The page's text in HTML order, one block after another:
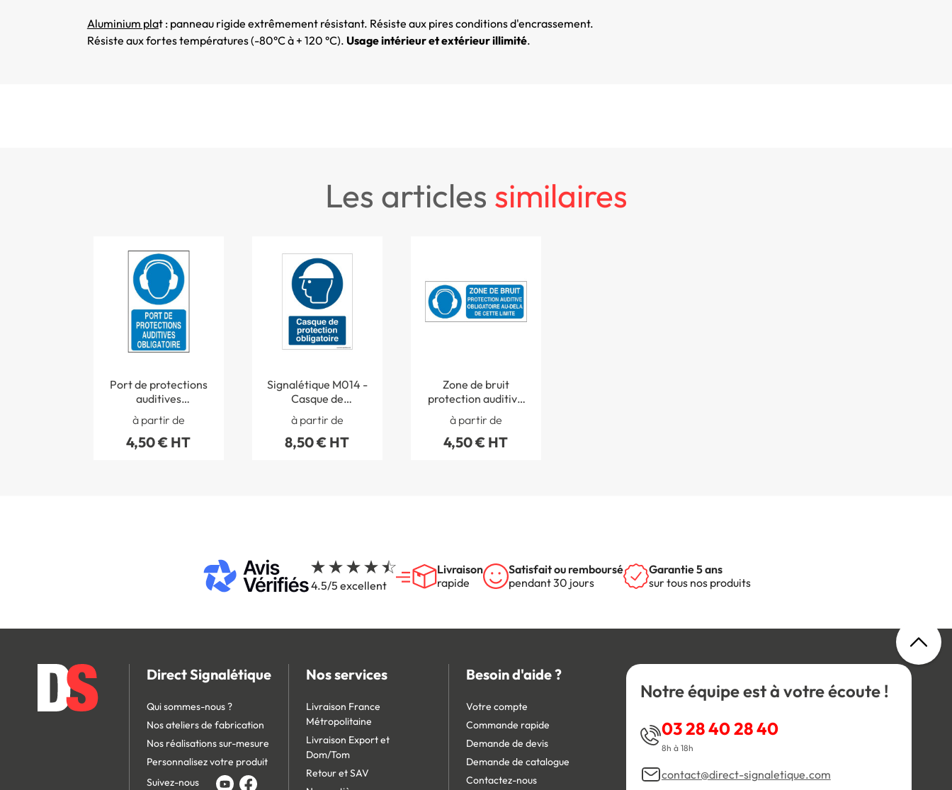
Aluminium plat : panneau rigide extrêmement résistant. Résiste aux pires conditions d'encrassement.
Résiste aux fortes températures (-80°C à + 120 °C). Usage intérieur et extérieur illimité.
les articles similaires
Port de protections
auditives
obligatoire - STF
2303S
à partir de
4,50 € HT
Signalétique M014 -
Casque de
protection
obligatoire - ISO EN
7010
à partir de
8,50 € HT
Zone de bruit
protection auditive
obligatoire ... - STF
3216S
à partir de
4,50 € HT
4.5/5 excellent
Livraison
rapide
Satisfait ou remboursé
pendant 30 jours
Garantie 5 ans
sur tous nos produits
Direct Signalétique
Qui sommes-nous ?
Nos ateliers de fabrication
Nos réalisations sur-mesure
Personnalisez votre produit
Suivez-nous
Nos services
Livraison France
Métropolitaine
Livraison Export et
Dom/Tom
Retour et SAV
Besoin d'aide ?
Votre compte
Commande rapide
Demande de devis
Demande de catalogue
Contactez-nous
Notre équipe est à votre écoute !
03 28 40 28 40
8h à 18h
contact@direct-signaletique.com